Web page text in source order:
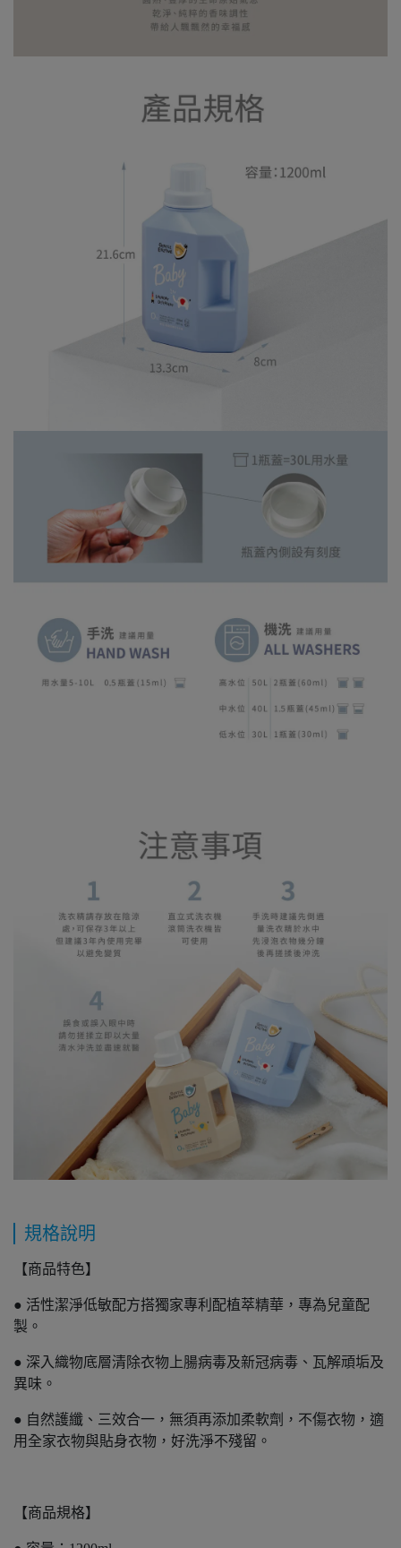
規格說明
【商品特色】
● 活性潔淨低敏配方搭獨家專利配植萃精華，專為兒童配
製。
● 深入織物底層清除衣物上腸病毒及新冠病毒、瓦解頑垢及
異味。
● 自然護纖、三效合一，無須再添加柔軟劑，不傷衣物，適
用全家衣物與貼身衣物，好洗淨不殘留。
【商品規格】